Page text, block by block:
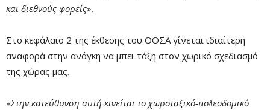
και διεθνούς φορείς».
Στο κεφάλαιο 2 της έκθεσης του ΟΟΣΑ γίνεται ιδιαίτερη
αναφορά στην ανάγκη να μπει τάξη στον χωρικό σχεδιασμό
της χώρας μας.
«Στην κατεύθυνση αυτή κινείται το χωροταξικό-πολεοδομικό